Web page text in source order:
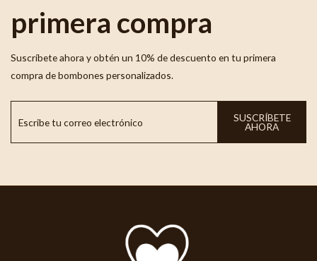
primera compra
Suscríbete ahora y obtén un 10% de descuento en tu primera
compra de bombones personalizados.
SUSCRÍBETE
AHORA